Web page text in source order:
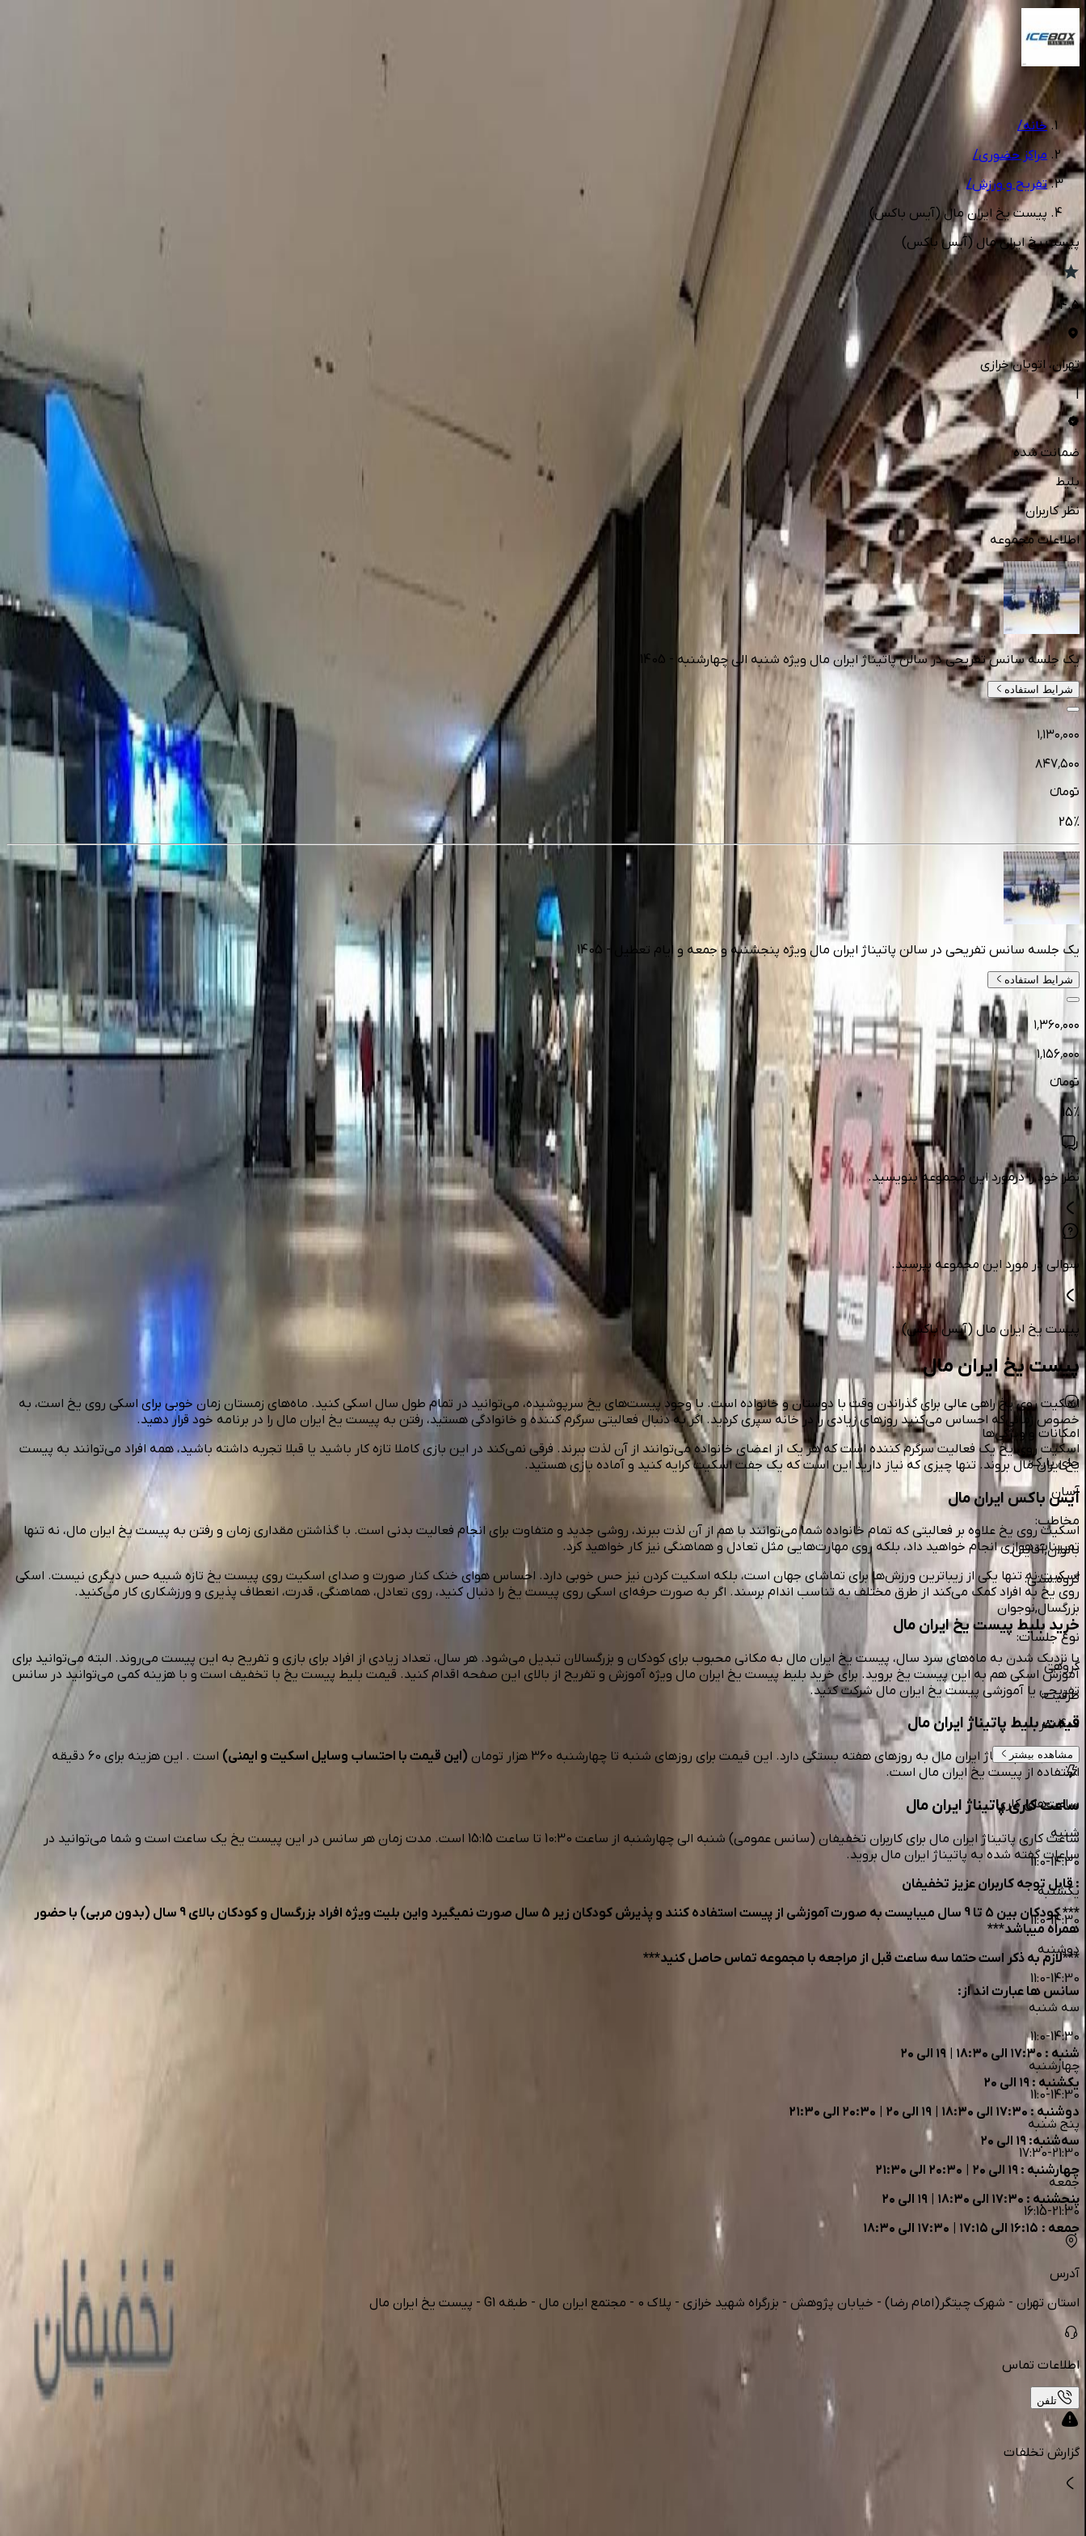
1/11
خانه/
مراکز حضوری/
تفریح و ورزش/
پیست یخ ایران مال (آیس باکس)
پیست یخ ایران مال (آیس باکس)
4.5
تهران، اتوبان خرازی
|
ضمانت شده
بلیط
نظر کاربران
اطلاعات مجموعه
یک جلسه سانس تفریحی در سالن پاتیناژ ایران مال ویژه شنبه الی چهارشنبه - 1405
شرایط استفاده
۱٬۱۳۰٬۰۰۰
۸۴۷٬۵۰۰
تومانءء
25%
یک جلسه سانس تفریحی در سالن پاتیناژ ایران مال ویژه پنجشنبه و جمعه و ایام تعطیل - 1405
شرایط استفاده
۱٬۳۶۰٬۰۰۰
۱٬۱۵۶٬۰۰۰
تومانءء
15%
نظر خود را درمورد این مجموعه بنویسید.
سوالی در مورد این مجموعه بپرسید.
پیست یخ ایران مال (آیس باکس)
پیست یخ ایران مال
اسکیت روی یخ راهی عالی برای گذراندن وقت با دوستان و خانواده است. با وجود پیست‌های یخ سرپوشیده، می‌توانید در تمام طول سال اسکی کنید. ماه‌های زمستان زمان خوبی برای اسکی روی یخ است، به
خصوص زمانی‌که احساس می‌کنید روزهای زیادی را در خانه سپری کردید. اگر به دنبال فعالیتی سرگرم کننده و خانوادگی هستید، رفتن به پیست یخ ایران مال را در برنامه خود قرار دهید.
اسکیت روی یخ یک فعالیت سرگرم کننده است که هر یک از اعضای خانواده می‌توانند از آن لذت ببرند. فرقی نمی‌کند در این بازی کاملا تازه کار باشید یا قبلا تجربه داشته باشید، همه افراد می‌توانند به پیست
یخ ایران مال بروند. تنها چیزی که نیاز دارید این است که یک جفت اسکیت کرایه کنید و آماده بازی هستید.
آیس باکس ایران مال
اسکیت روی یخ علاوه بر فعالیتی که تمام خانواده‌ شما می‌توانند با هم از آن لذت ببرند، روشی جدید و متفاوت برای انجام فعالیت بدنی است. با گذاشتن مقداری زمان و رفتن به پیست یخ ایران مال، نه تنها
تمرینات هوازی انجام خواهید داد، بلکه روی مهارت‌هایی مثل تعادل و هماهنگی نیز کار خواهید کرد.
اسکیت نه تنها یکی از زیباترین ورزش‌ها برای تماشای جهان است، بلکه اسکیت کردن نیز حس خوبی دارد. احساس هوای خنک کنار صورت و صدای اسکیت روی پیست یخ تازه شبیه حس دیگری نیست. اسکی
روی یخ به افراد کمک می‌کند از طرق مختلف به تناسب اندام برسند. اگر به صورت حرفه‌ای اسکی روی پیست یخ را دنبال کنید، روی تعادل، هماهنگی، قدرت، انعطاف پذیری و ورزشکاری کار می‌کنید.
خرید بلیط پیست یخ ایران مال
با نزدیک شدن به ماه‌های سرد سال، پیست یخ ایران مال به مکانی محبوب برای کودکان و بزرگسالان تبدیل می‌شود. هر سال، تعداد زیادی از افراد برای بازی و تفریح به این پیست می‌روند. البته می‌توانید برای
آموزش اسکی هم به این پیست یخ بروید. برای خرید بلیط پیست یخ ایران مال ویژه آموزش و تفریح از بالای این صفحه اقدام کنید. قیمت بلیط پیست یخ با تخفیف است و با هزینه کمی می‌توانید در سانس
تفریحی یا آموزشی پیست یخ ایران مال شرکت کنید.
قیمت بلیط پاتیناژ ایران مال
قیمت بلیط پاتیناژ ایران مال به روزهای هفته بستگی دارد. این قیمت برای روزهای شنبه تا چهارشنبه 360 هزار تومان (این قیمت با احتساب وسایل اسکیت و ایمنی)
است . این هزینه برای 60 دقیقه
استفاده از پیست یخ ایران مال است.
ساعت کاری پاتیناژ ایران مال
ساعت کاری پاتیناژ ایران مال برای کاربران تخفیفان (سانس عمومی) شنبه الی چهارشنبه از ساعت 10:30 تا ساعت 15:15 است. مدت زمان هر سانس در این پیست یخ یک ساعت است و شما می‌توانید در
ساعات گفته شده به پاتیناژ ایران مال بروید.
: قابل توجه کاربران عزیز تخفیفان
*** کودکان بین 5 تا 9 سال میبایست به صورت آموزشی از پیست استفاده کنند و پذیرش کودکان زیر 5 سال صورت نمیگیرد واین بلیت ویژه افراد بزرگسال و کودکان بالای 9 سال (بدون مربی) با حضور
همراه میباشد***
***لازم به ذکر است حتما سه ساعت قبل از مراجعه با مجموعه تماس حاصل کنید***
سانس ها عبارت اند از:
شنبه : ۱۷:۳۰ الی ۱۸:۳۰ | ۱۹ الی ۲۰
یکشنبه : ۱۹ الی ۲۰
دوشنبه : ۱۷:۳۰ الی ۱۸:۳۰ | ۱۹ الی ۲۰ | ۲۰:۳۰ الی ۲۱:۳۰
سه‌شنبه: ۱۹ الی ۲۰
چهارشنبه : ۱۹ الی ۲۰ | ۲۰:۳۰ الی ۲۱:۳۰
پنجشنبه : ۱۷:۳۰ الی ۱۸:۳۰ | ۱۹ الی ۲۰
جمعه : ۱۶:۱۵ الی ۱۷:۱۵ | ۱۷:۳۰ الی ۱۸:۳۰
امکانات و ویژگی‌ها
جای پارک:
آسان
مخاطب:
بانوان,آقایان
گروه سنی:
بزرگسال,نوجوان
نوع جلسات:
گروهی
ظرفیت:
400 نفر
مشاهده بیشتر
ساعت‌های کاری
شنبه
11:0-14:30
یکشنبه
11:0-14:30
دوشنبه
11:0-14:30
سه شنبه
11:0-14:30
چهارشنبه
11:0-14:30
پنج شنبه
17:30-21:30
جمعه
16:15-21:30
آدرس
استان تهران - شهرک چیتگر(امام رضا) - خیابان پژوهش - بزرگراه شهید خرازی - پلاک 0 - مجتمع ایران مال - طبقه G1 - پیست یخ ایران مال
اطلاعات تماس
تلفن
گزارش تخلفات